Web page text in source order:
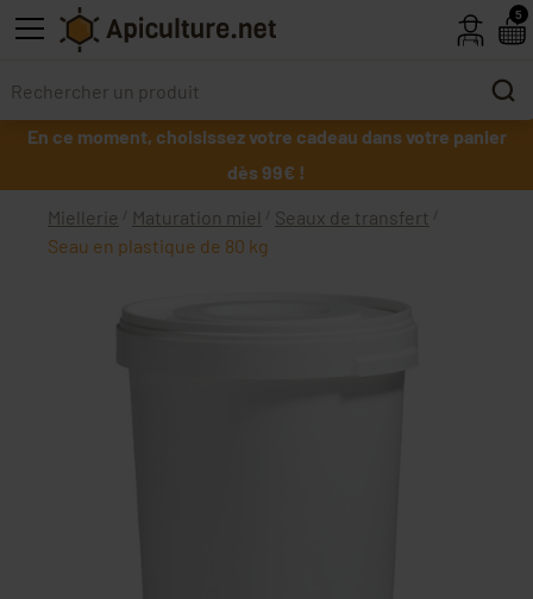
Skip to main content
En ce moment, choisissez votre cadeau dans votre panier
dès 99€ !
Miellerie Maturation miel
Seaux de transfert
Seau en plastique de 80 kg
5